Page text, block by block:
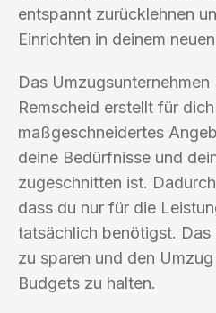
entspannt zurücklehnen
Einrichten in deinem
Das
Remscheid erstellt für
maßgeschneidertes
deine Bedürfnisse und
zugeschnitten ist.
dass du nur für die
tatsächlich benötigst. Das
zu sparen und den
Budgets zu halten.